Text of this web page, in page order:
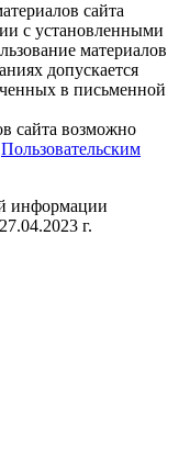
сайта
с установленными
материалов
допускается
в письменной
сайта возможно
Пользовательским
информации
г.